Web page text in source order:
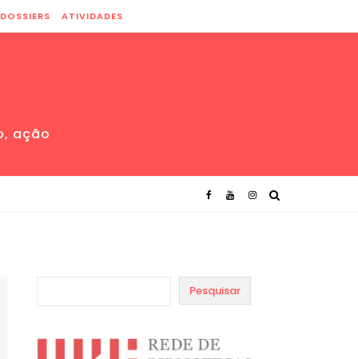
DOSSIERS ATIVIDADES
ação
Pesquisar